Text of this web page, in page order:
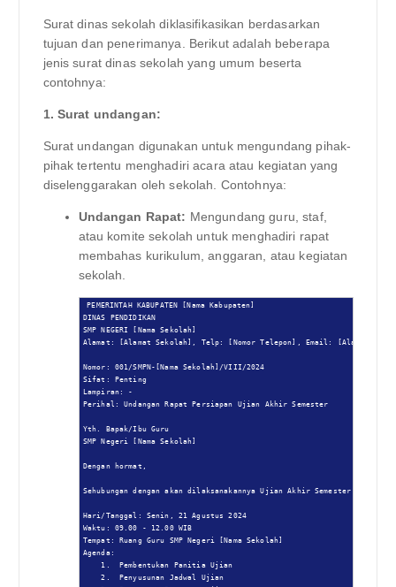
Surat dinas sekolah diklasifikasikan berdasarkan
tujuan dan penerimanya. Berikut adalah beberapa
jenis surat dinas sekolah yang umum beserta
contohnya:
1. Surat undangan:
Surat undangan digunakan untuk mengundang pihak-
pihak tertentu menghadiri acara atau kegiatan yang
diselenggarakan oleh sekolah. Contohnya:
Undangan Rapat: Mengundang guru, staf,
atau komite sekolah untuk menghadiri rapat
membahas kurikulum, anggaran, atau kegiatan
sekolah.
PEMERINTAH KABUPATEN [Nama Kabupaten]
DINAS PENDIDIKAN
SMP NEGERI [Nama Sekolah]
Alamat: [Alamat Sekolah], Telp: [Nomor Telepon], Email: [Alamat
Nomor: 001/SMPN-[Nama Sekolah]/VIII/2024
Sifat: Penting
Lampiran: -
Perihal: Undangan Rapat Persiapan Ujian Akhir Semester
Yth. Bapak/Ibu Guru
SMP Negeri [Nama Sekolah]
Dengan hormat,
Sehubungan dengan akan dilaksanakannya Ujian Akhir Semester Ganjil
Hari/Tanggal: Senin, 21 Agustus 2024
Waktu: 09.00 - 12.00 WIB
Tempat: Ruang Guru SMP Negeri [Nama Sekolah]
Agenda:
    1.  Pembentukan Panitia Ujian
    2.  Penyusunan Jadwal Ujian